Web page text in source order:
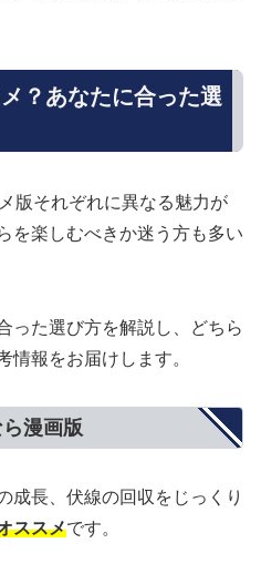
？あなたに合った選
版それぞれに異なる魅力が
を楽しむべきか迷う方も多い
った選び方を解説し、どちら
情報をお届けします。
漫画版
成長、伏線の回収をじっくり
ススメです。